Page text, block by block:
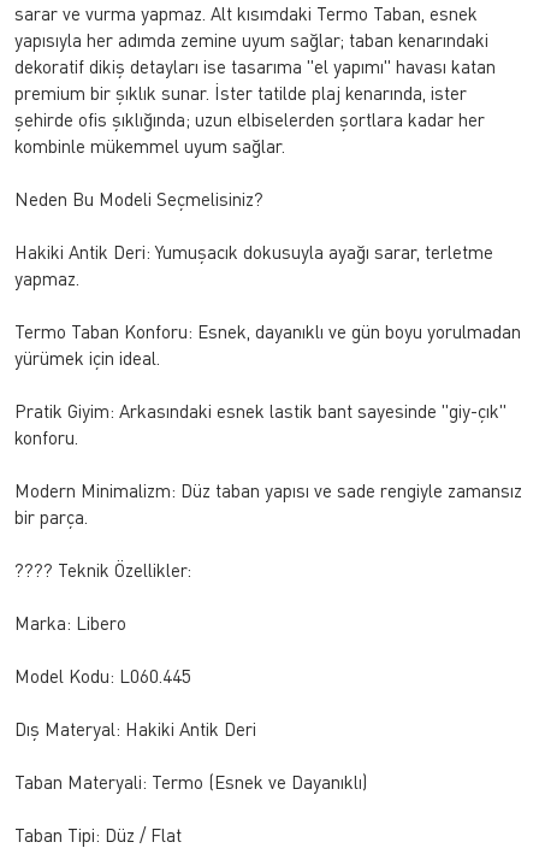
sarar ve vurma yapmaz. Alt kısımdaki Termo Taban, esnek
yapısıyla her adımda zemine uyum sağlar; taban kenarındaki
dekoratif dikiş detayları ise tasarıma "el yapımı" havası katan
premium bir şıklık sunar. İster tatilde plaj kenarında, ister
şehirde ofis şıklığında; uzun elbiselerden şortlara kadar her
kombinle mükemmel uyum sağlar.
Neden Bu Modeli Seçmelisiniz?
Hakiki Antik Deri: Yumuşacık dokusuyla ayağı sarar, terletme
yapmaz.
Termo Taban Konforu: Esnek, dayanıklı ve gün boyu yorulmadan
yürümek için ideal.
Pratik Giyim: Arkasındaki esnek lastik bant sayesinde "giy-çık"
konforu.
Modern Minimalizm: Düz taban yapısı ve sade rengiyle zamansız
bir parça.
????️ Teknik Özellikler:
Marka: Libero
Model Kodu: L060.445
Dış Materyal: Hakiki Antik Deri
Taban Materyali: Termo (Esnek ve Dayanıklı)
Taban Tipi: Düz / Flat